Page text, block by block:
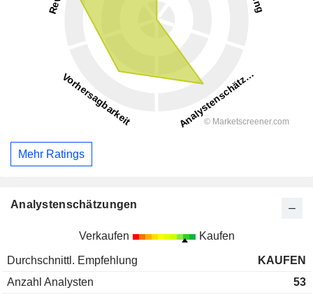
Mehr Ratings
Analystenschätzungen
Verkaufen Kaufen
Durchschnittl. Empfehlung
KAUFEN
Anzahl Analysten
53